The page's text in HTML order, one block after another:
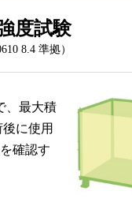
度試験
8.4 準拠）
、最大積
に使用
確認す